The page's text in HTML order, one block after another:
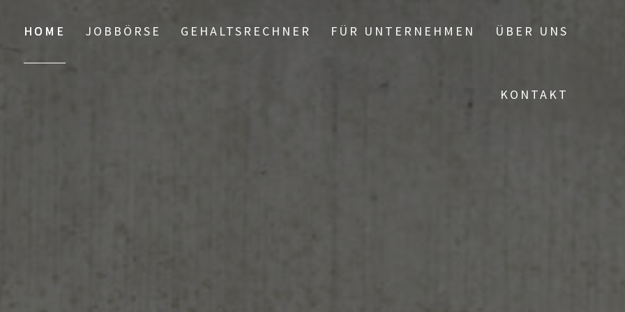
HOME JOBBÖRSE GEHALTSRECHNER FÜR UNTERNEHMEN ÜBER UNS
KONTAKT